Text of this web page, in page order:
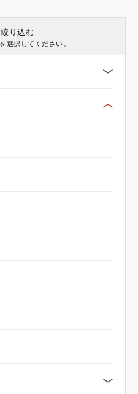
り込む
選択してください。